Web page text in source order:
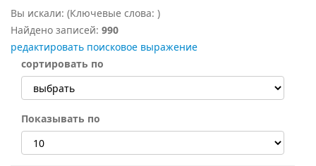
Вы искали: (Ключевые слова: )
Найдено записей: 990
редактировать поисковое выражение
сортировать по
Показывать по